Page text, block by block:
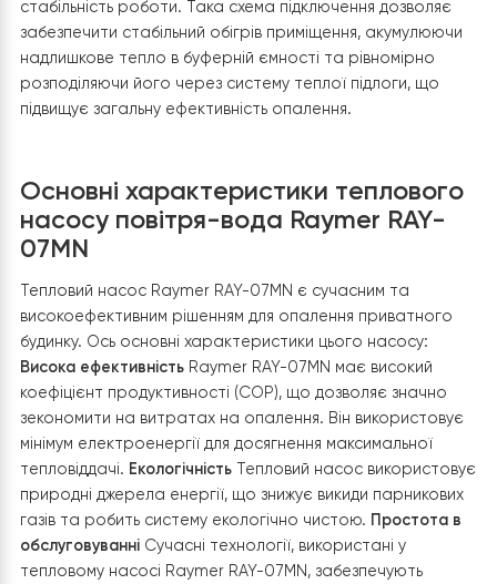
Щоб керувати температурою між різними контурами,
наприклад, ГВП та теплої підлоги, було встановлено
триходовий клапан, який автоматично перемикає
теплоносія між контурами залежно від температурних
вимог.
Після підключення всіх компонентів важливо
теплоізоляцію всіх трубопроводів для мінімізації
7.Налаштування та запуск системи
Після підключення необхідно налаштувати параметри
теплового насоса, циркуляційного насоса і
температурні режими для буферної ємності та
теплої підлоги. Було запущено систему та
стабільність роботи. Така схема підключення
забезпечити стабільний обігрів приміщення,
надлишкове тепло в буферній ємності та рівномірно
розподіляючи його через систему теплої підлоги, що